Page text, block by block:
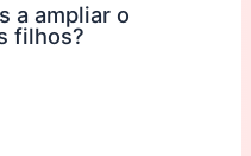
a ampliar o
filhos?